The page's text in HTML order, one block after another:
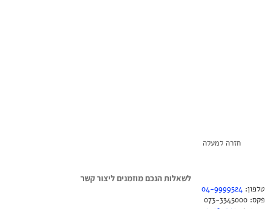
חזרה למעלה
לשאלות הנכם מוזמנים ליצור קשר
טלפון: 04-9999524
פקס: 073-3345000